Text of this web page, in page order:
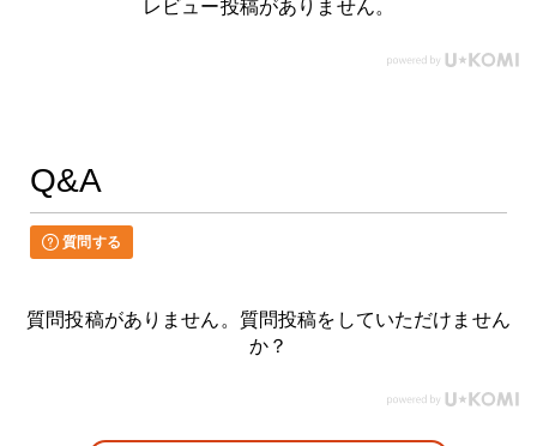
レビュー投稿がありません。
Q&A
質問する
質問投稿がありません。質問投稿をしていただけません
か？